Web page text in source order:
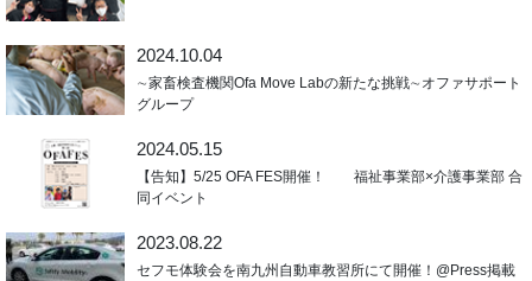
2024.10.04
∼家畜検査機関Ofa Move Labの新たな挑戦∼オファサポート
グループ
2024.05.15
【告知】5/25 OFA FES開催！ 福祉事業部×介護事業部 合
同イベント
2023.08.22
セフモ体験会を南九州自動車教習所にて開催！@Press掲載